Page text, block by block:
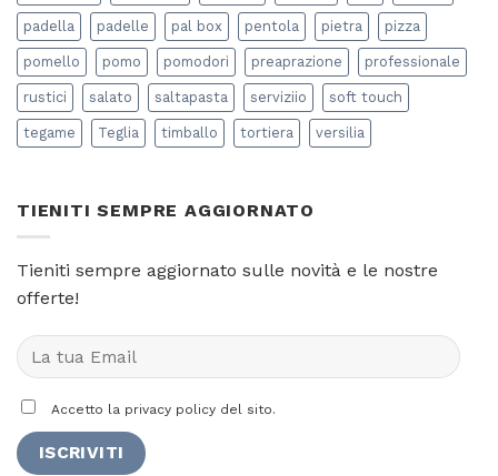
padella padelle pal box pentola pietra pizza
pomello pomo pomodori preaprazione professionale
rustici salato saltapasta serviziio soft touch
tegame Teglia timballo tortiera versilia
TIENITI SEMPRE AGGIORNATO
Tieniti sempre aggiornato sulle novità e le nostre
offerte!
Accetto la privacy policy del sito.